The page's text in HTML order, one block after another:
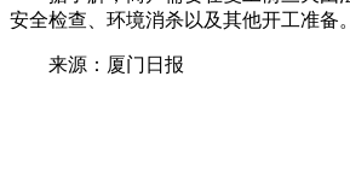
安全检查、环境消杀以及其他开工准备。
来源：厦门日报